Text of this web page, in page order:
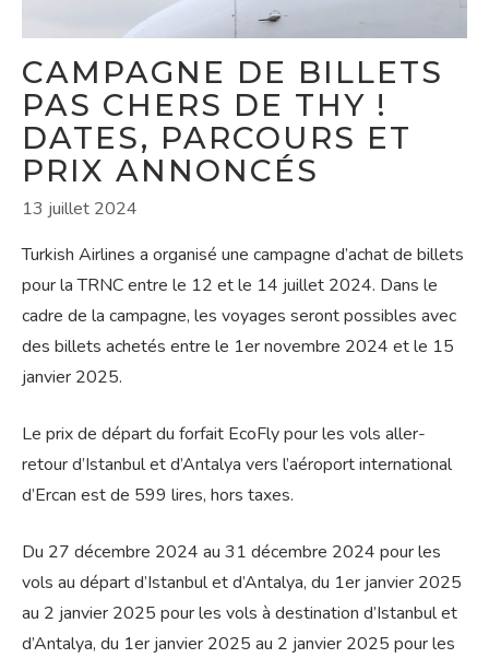
CAMPAGNE DE BILLETS
PAS CHERS DE THY !
DATES, PARCOURS ET
PRIX ANNONCÉS
13 juillet 2024
Turkish Airlines a organisé une campagne d’achat de billets
pour la TRNC entre le 12 et le 14 juillet 2024. Dans le
cadre de la campagne, les voyages seront possibles avec
des billets achetés entre le 1er novembre 2024 et le 15
janvier 2025.
Le prix de départ du forfait EcoFly pour les vols aller-
retour d’Istanbul et d’Antalya vers l’aéroport international
d’Ercan est de 599 lires, hors taxes.
Du 27 décembre 2024 au 31 décembre 2024 pour les
vols au départ d’Istanbul et d’Antalya, du 1er janvier 2025
au 2 janvier 2025 pour les vols à destination d’Istanbul et
d’Antalya, du 1er janvier 2025 au 2 janvier 2025 pour les